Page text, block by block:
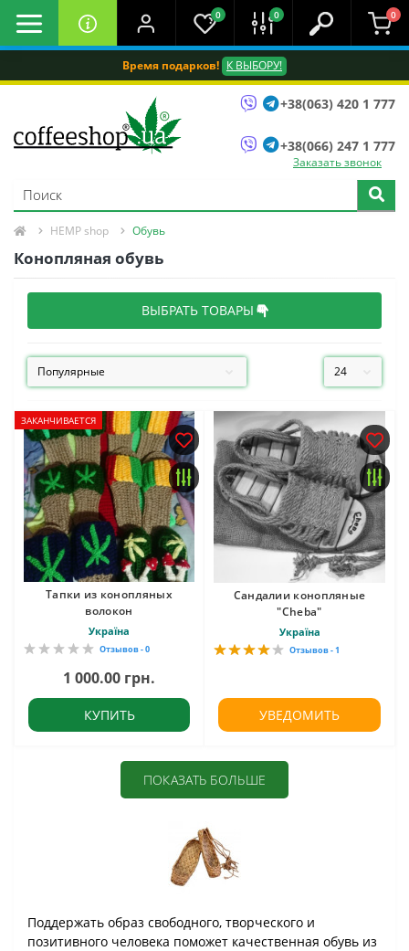
Время подарков! К ВЫБОРУ!
0 0 0
+38(063) 420 1 777
+38(066) 247 1 777
Заказать звонок
HEMP shop Обувь
Конопляная обувь
ВЫБРАТЬ ТОВАРЫ
ЗАКАНЧИВАЕТСЯ
Тапки из конопляных
волокон
Україна
Отзывов - 0
1 000.00 грн.
КУПИТЬ
Сандалии конопляные
"Cheba"
Україна
Отзывов - 1
УВЕДОМИТЬ
ПОКАЗАТЬ БОЛЬШЕ
Поддержать образ свободного, творческого и
позитивного человека поможет качественная обувь из